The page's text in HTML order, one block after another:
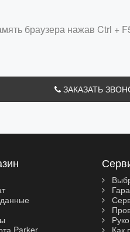
браузера нажав Ctrl +
ЗАКАЗАТЬ
Parker
Как